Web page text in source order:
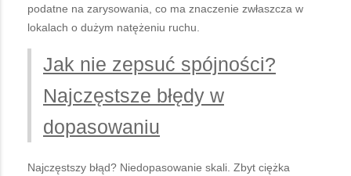
podatne na zarysowania, co ma znaczenie zwłaszcza w
lokalach o dużym natężeniu ruchu.
Jak nie zepsuć spójności?
Najczęstsze błędy w
dopasowaniu
Najczęstszy błąd? Niedopasowanie skali. Zbyt ciężka